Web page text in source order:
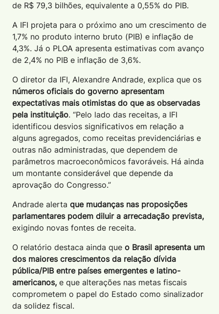
de R$ 79,3 bilhões, equivalente a 0,55% do PIB.
A IFI projeta para o próximo ano um crescimento de
1,7% no produto interno bruto (PIB) e inflação de
4,3%. Já o PLOA apresenta estimativas com avanço
de 2,4% no PIB e inflação de 3,6%.
O diretor da IFI, Alexandre Andrade, explica que os
números oficiais do governo apresentam
expectativas mais otimistas do que as observadas
pela instituição. “Pelo lado das receitas, a IFI
identificou desvios significativos em relação a
alguns agregados, como receitas previdenciárias e
outras não administradas, que dependem de
parâmetros macroeconômicos favoráveis. Há ainda
um montante considerável que depende da
aprovação do Congresso.”
Andrade alerta que mudanças nas proposições
parlamentares podem diluir a arrecadação prevista,
exigindo novas fontes de receita.
O relatório destaca ainda que o Brasil apresenta um
dos maiores crescimentos da relação dívida
pública/PIB entre países emergentes e latino-
americanos, e que alterações nas metas fiscais
comprometem o papel do Estado como sinalizador
da solidez fiscal.